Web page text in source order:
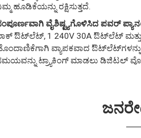
ಹೂಡಿಕೆಯನ್ನು ರಕ್ಷಿಸುತ್ತದೆ.
ವೈಶಿಷ್ಟ್ಯಗೊಳಿಸಿದ ಪವರ್
ಔಟ್‌ಲೆಟ್, 1 240V 30A ಔಟ್‌ಲೆಟ್ ಮತ್ತು
ವ್ಯಾಪಕವಾದ
ಟ್ರ್ಯಾಕಿಂಗ್ ಮಾಡಲು ಡಿಜಿಟಲ್